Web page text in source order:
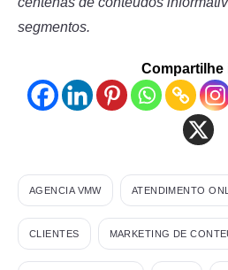
segmentos.
Compartilhe
AGENCIA VMW ATENDIMENTO
CLIENTES MARKETING DE